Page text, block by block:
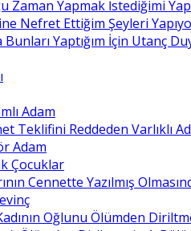
Zaman Yapmak İstediğimi
Nefret Ettiğim Şeyleri
Bunları Yaptığım İçin Utanç
Adam
Teklifini Reddeden Varlıklı
Adam
Çocuklar
Cennette Yazılmış
Oğlunu Ölümden